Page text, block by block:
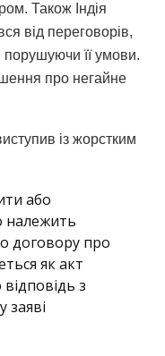
Також Індія
від переговорів,
її умови.
про негайне
із жорстким
або
належить
договору про
як акт
з
заяві